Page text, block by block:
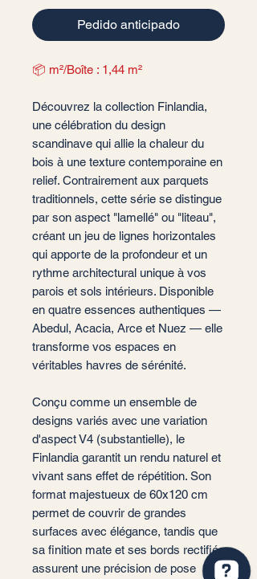
Pedido anticipado
📦 m²/Boîte : 1,44 m²
Découvrez la collection Finlandia,
une célébration du design
scandinave qui allie la chaleur du
bois à une texture contemporaine en
relief. Contrairement aux parquets
traditionnels, cette série se distingue
par son aspect "lamellé" ou "liteau",
créant un jeu de lignes horizontales
qui apporte de la profondeur et un
rythme architectural unique à vos
parois et sols intérieurs. Disponible
en quatre essences authentiques —
Abedul, Acacia, Arce et Nuez — elle
transforme vos espaces en
véritables havres de sérénité.
Conçu comme un ensemble de
designs variés avec une variation
d'aspect V4 (substantielle), le
Finlandia garantit un rendu naturel et
vivant sans effet de répétition. Son
format majestueux de 60x120 cm
permet de couvrir de grandes
surfaces avec élégance, tandis que
sa finition mate et ses bords rectifiés
assurent une précision de pose